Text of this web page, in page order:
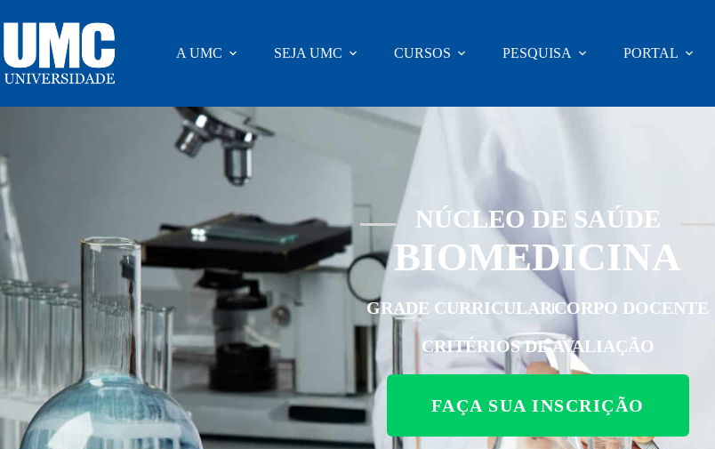
A UMC SEJA UMC CURSOS PESQUISA PORTAL
NÚCLEO DE SAÚDE
BIOMEDICINA
GRADE CURRICULARCORPO DOCENTE
CRITÉRIOS DE AVALIAÇÃO
FAÇA SUA INSCRIÇÃO